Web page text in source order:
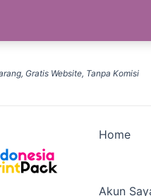
Gratis Website, Tanpa Komisi
Home
Akun
yang
terbaru